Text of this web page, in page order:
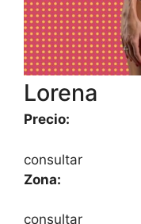
Lorena
Precio:
consultar
Zona:
consultar